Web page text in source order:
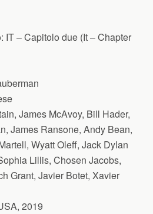
IT – Capitolo due (It – Chapter
James McAvoy, Bill Hader,
James Ransone, Andy Bean,
Wyatt Oleff, Jack Dylan
Lillis, Chosen Jacobs,
Grant, Javier Botet, Xavier
2019